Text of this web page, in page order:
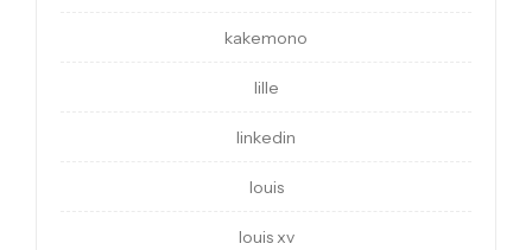
kakemono
lille
linkedin
louis
louis xv